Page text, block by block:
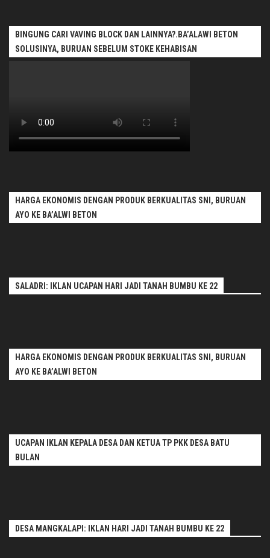
BINGUNG CARI VAVING BLOCK DAN LAINNYA?.BA’ALAWI BETON
SOLUSINYA, BURUAN SEBELUM STOKE KEHABISAN
HARGA EKONOMIS DENGAN PRODUK BERKUALITAS SNI, BURUAN
AYO KE BA’ALWI BETON
SALADRI: IKLAN UCAPAN HARI JADI TANAH BUMBU KE 22
HARGA EKONOMIS DENGAN PRODUK BERKUALITAS SNI, BURUAN
AYO KE BA’ALWI BETON
UCAPAN IKLAN KEPALA DESA DAN KETUA TP PKK DESA BATU
BULAN
DESA MANGKALAPI: IKLAN HARI JADI TANAH BUMBU KE 22